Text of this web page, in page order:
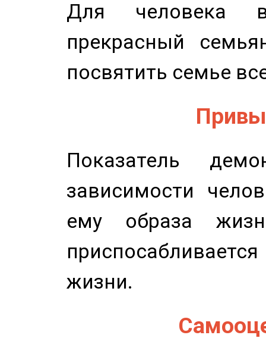
Для человека
прекрасный
посвятить семье
Показатель
зависимости
ему образа
жизни.